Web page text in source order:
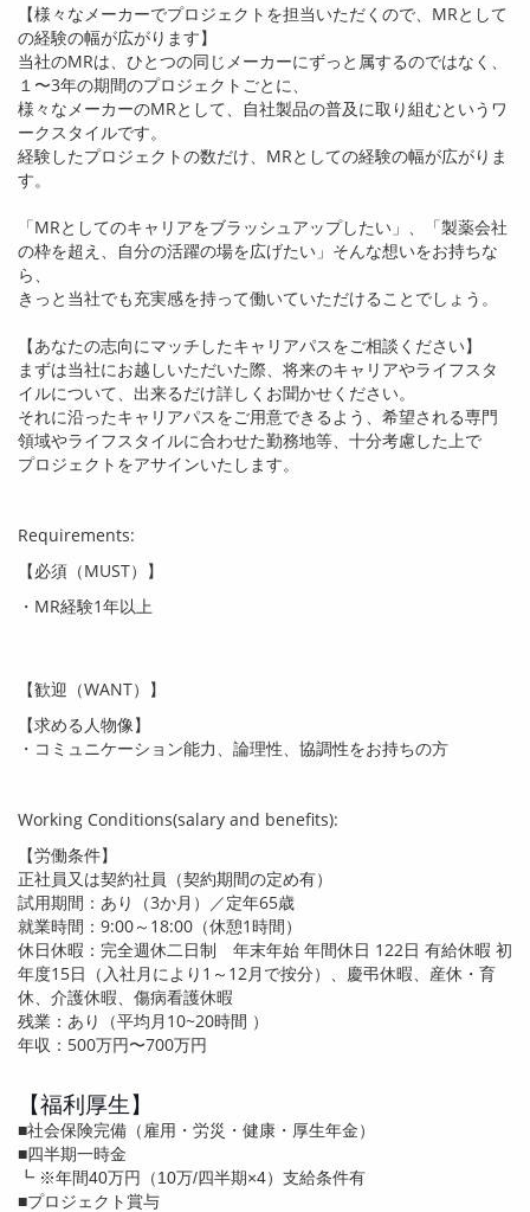
【様々なメーカーでプロジェクトを担当いただくので、 MRとして
の経験の幅が広がります】
当社のMRは、ひとつの同じメーカーにずっと属するのではなく、
１〜3年の期間のプロジェクトごとに、
様々なメーカーのMRとして、自社製品の普及に取り組むというワ
ークスタイルです。
経験したプロジェクトの数だけ、 MRとしての経験の幅が広がりま
す。
「MRとしてのキャリアをブラッシュアップしたい」、「製薬会社
の枠を超え、自分の活躍の場を広げたい」そんな想いをお持ちな
ら、
きっと当社でも充実感を持って働いていただけることでしょう。
【あなたの志向にマッチしたキャリアパスをご相談ください】
まずは当社にお越しいただいた際、将来のキャリアやライフスタ
イルについて、出来るだけ詳しくお聞かせください。
それに沿ったキャリアパスをご用意できるよう、希望される専門
領域やライフスタイルに合わせた勤務地等、十分考慮した上で
プロジェクトをアサインいたします。
Requirements:
【必須（MUST）】
・ MR経験1年以上
【歓迎（WANT）】
【求める人物像】
・コミュニケーション能力、論理性、協調性をお持ちの方
Working Conditions(salary and benefits):
【労働条件】
正社員又は契約社員（契約期間の定め有）
試用期間：あり（3か月）／定年65歳
就業時間： 9:00～ 18:00 （休憩1時間）
休日休暇：完全週休二日制 年末年始 年間休日 122日 有給休暇 初
年度15日（入社月により 1 ～ 12 月で按分）、慶弔休暇、産休・育
休、介護休暇、傷病看護休暇
残業：あり（平均月 10~20時間 ）
年収： 500万円〜700万円
【福利厚生】
■社会保険完備（雇用・労災・健康・厚生年金）
■四半期一時金
┗ ※年間40万円（10万/四半期×4）支給条件有
■プロジェクト賞与